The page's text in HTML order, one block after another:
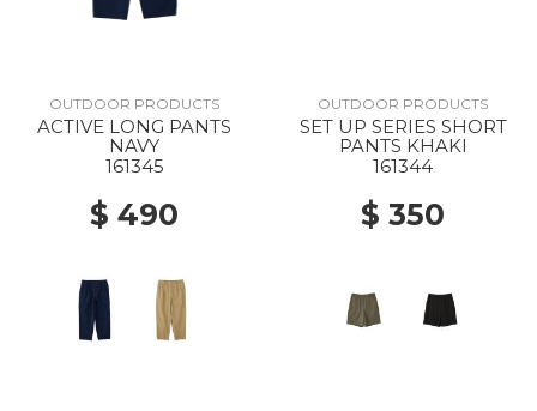
OUTDOOR PRODUCTS
ACTIVE LONG PANTS
NAVY
161345
$ 490
OUTDOOR PRODUCTS
SET UP SERIES SHORT
PANTS KHAKI
161344
$ 350